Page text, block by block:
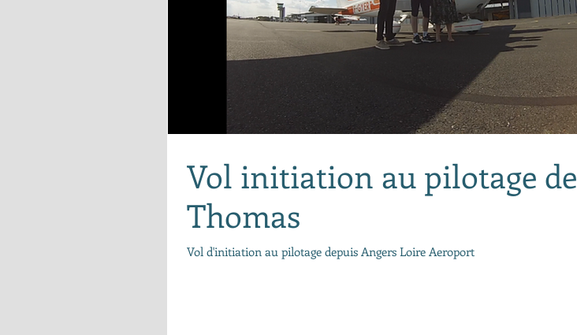
Vol initiation au pilotage de
Thomas
Vol d'initiation au pilotage depuis Angers Loire Aeroport